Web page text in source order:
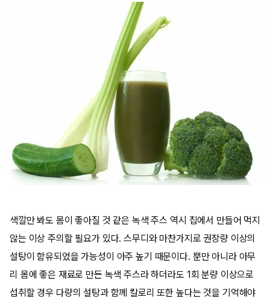
색깔만 봐도 몸이 좋아질 것 같은 녹색 주스 역시 집에서 만들어 먹지
않는 이상 주의할 필요가 있다. 스무디와 마찬가지로 권장량 이상의
설탕이 함유되었을 가능성이 아주 높기 때문이다. 뿐만 아니라 아무
리 몸에 좋은 재료로 만든 녹색 주스라 하더라도 1회 분량 이상으로
섭취할 경우 다량의 설탕과 함께 칼로리 또한 높다는 것을 기억해야